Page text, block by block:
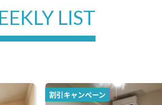
LIST
割引キャンペーン